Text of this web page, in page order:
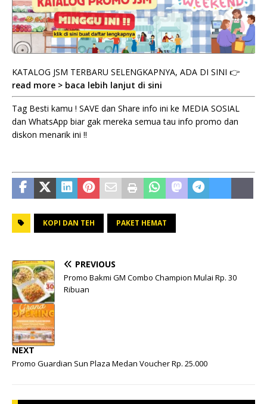
KATALOG JSM TERBARU SELENGKAPNYA, ADA DI SINI 👉
read more > baca lebih lanjut di sini
Tag Besti kamu ! SAVE dan Share info ini ke MEDIA SOSIAL
dan WhatsApp biar gak mereka semua tau info promo dan
diskon menarik ini !!
KOPI DAN TEH PAKET HEMAT
PREVIOUS
Promo Bakmi GM Combo Champion Mulai Rp. 30
Ribuan
NEXT
Promo Guardian Sun Plaza Medan Voucher Rp. 25.000